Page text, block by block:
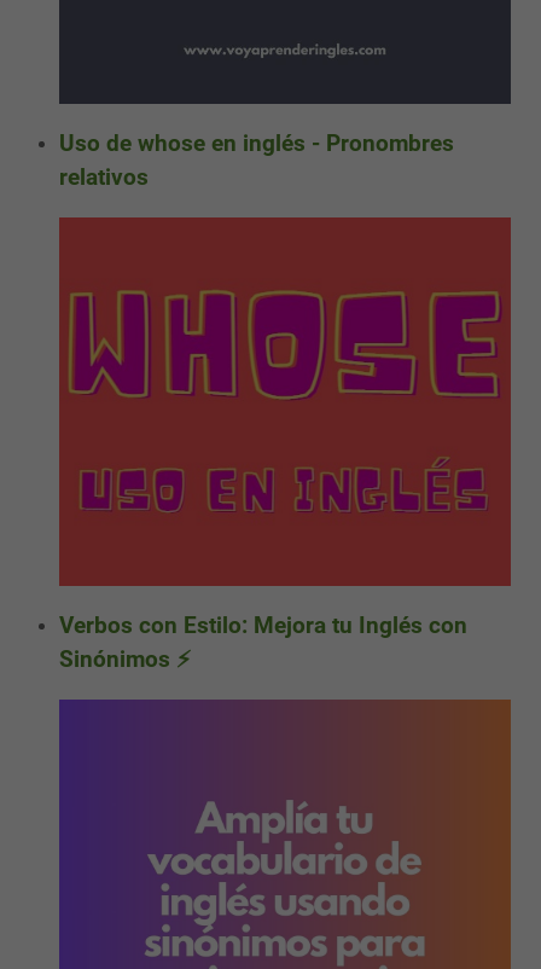
Uso de whose en inglés - Pronombres
relativos
Verbos con Estilo: Mejora tu Inglés con
Sinónimos ⚡